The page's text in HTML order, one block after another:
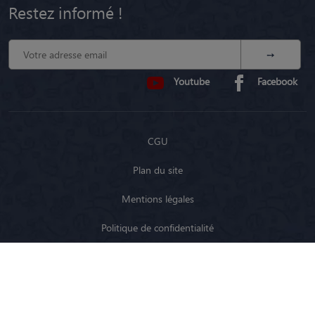
Restez informé !
Youtube Facebook
CGU
Plan du site
Mentions légales
Politique de confidentialité